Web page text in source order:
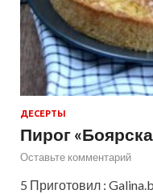
ДЕСЕРТЫ
Пирог
Оставьте комментарий
5 Приготовил :